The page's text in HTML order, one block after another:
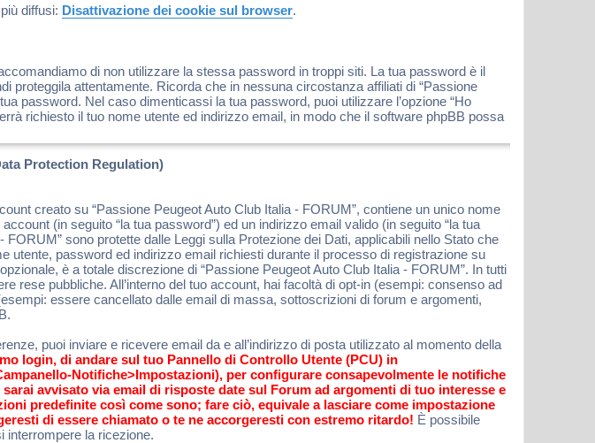
diffusi: Disattivazione dei cookie sul browser.
di non utilizzare la stessa password in troppi siti. La tua password è il
proteggila attentamente. Ricorda che in nessuna circostanza affiliati di “Passione
password. Nel caso dimenticassi la tua password, puoi utilizzare l’opzione “Ho
richiesto il tuo nome utente ed indirizzo email, in modo che il software phpBB possa
Protection Regulation)
creato su “Passione Peugeot Auto Club Italia - FORUM”, contiene un unico nome
(in seguito “la tua password”) ed un indirizzo email valido (in seguito “la tua
sono protette dalle Leggi sulla Protezione dei Dati, applicabili nello Stato che
utente, password ed indirizzo email richiesti durante il processo di registrazione su
è a totale discrezione di “Passione Peugeot Auto Club Italia - FORUM”. In tutti
rese pubbliche. All’interno del tuo account, hai facoltà di opt-in (esempi: consenso ad
essere cancellato dalle email di massa, sottoscrizioni di forum e argomenti,
puoi inviare e ricevere email da e all’indirizzo di posta utilizzato al momento della
login, di andare sul tuo Pannello di Controllo Utente (PCU) in
Notifiche>Impostazioni), per configurare consapevolmente le notifiche
avvisato via email di risposte date sul Forum ad argomenti di tuo interesse e
predefinite così come sono; fare ciò, equivale a lasciare come impostazione
di essere chiamato o te ne accorgeresti con estremo ritardo! È possibile
interrompere la ricezione.